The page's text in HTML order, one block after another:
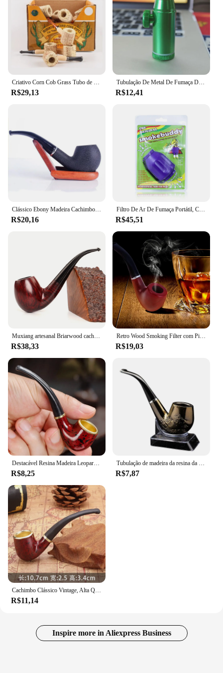
R$29,13
Tubulação De Metal De Fumaça De Mamilo, Cachimbos De Fumar Criativos, Tubulação De Ervas De Tabaco, Acessórios De Fumar
R$12,41
R$20,16
Filtro De Ar De Fumaça Portátil, Carvão Ativado, Algodão, Escritório, Carro, Pessoal, Interior, Handheld, Purificador De Fuma, Fontes Do Partido
R$45,51
Muxiang artesanal Briarwood cachimbo, portátil, durável e leve, uso doméstico e ao ar livre, vermelho escuro
R$38,33
Retro Wood Smoking Filter com Pipe Rack, Acessórios para fumar, Ergonomic Smoke Pipe Set, Non-Toxic Presentes para amigos e familiares
R$19,03
Destacável Resina Madeira Leopardo Imprimir Tubos De Fumo Portátil, Lavável, Tabaco, Acessórios De Fumo, Atacado
R$8,25
Tubulação de madeira da resina da grão filtro de chaminé longas tubulações de fumo tubo de tabaco presentes do charuto da tubulação de tabaco acessórios de filtro de fumo dropshi
R$7,87
Cachimbo Clássico Vintage, Alta Qualidade, Durável, Novo Design, Fumaça Livre, Acessórios de Fumar, Populares, 107mm, 2023
R$11,14
Inspire more in Aliexpress Business